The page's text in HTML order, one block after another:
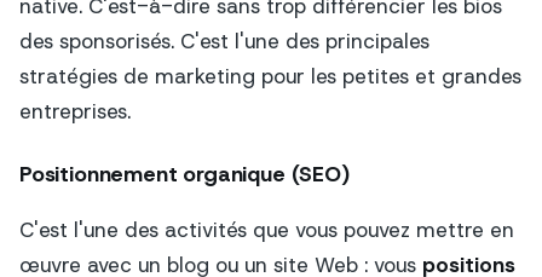
native. C'est-à-dire sans trop différencier les bios
des sponsorisés. C'est l'une des principales
stratégies de marketing pour les petites et grandes
entreprises.
Positionnement organique (SEO)
C'est l'une des activités que vous pouvez mettre en
œuvre avec un blog ou un site Web : vous positions